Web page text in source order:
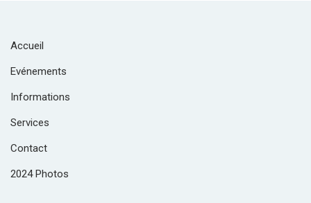
Accueil
Evénements
Informations
Services
Contact
2024 Photos